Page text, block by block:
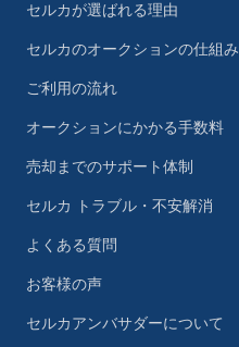
セルカが選ばれる理由
セルカのオークションの仕組み
ご利用の流れ
オークションにかかる手数料
売却までのサポート体制
セルカ トラブル・不安解消
よくある質問
お客様の声
セルカアンバサダーについて